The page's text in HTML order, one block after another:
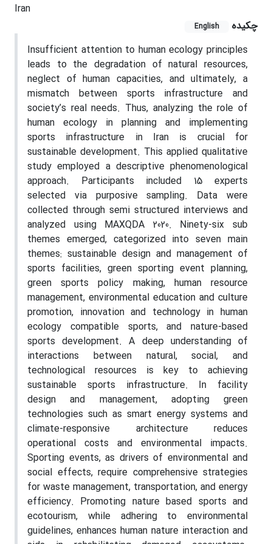
Iran
چکیده
English
Insufficient attention to human ecology principles
leads to the degradation of natural resources,
neglect of human capacities, and ultimately, a
mismatch between sports infrastructure and
society’s real needs. Thus, analyzing the role of
human ecology in planning and implementing
sports infrastructure in Iran is crucial for
sustainable development. This applied qualitative
study employed a descriptive phenomenological
approach. Participants included 15 experts
selected via purposive sampling. Data were
collected through semi structured interviews and
analyzed using MAXQDA 2020. Ninety-six sub
themes emerged, categorized into seven main
themes: sustainable design and management of
sports facilities, green sporting event planning,
green sports policy making, human resource
management, environmental education and culture
promotion, innovation and technology in human
ecology compatible sports, and nature-based
sports development. A deep understanding of
interactions between natural, social, and
technological resources is key to achieving
sustainable sports infrastructure. In facility
design and management, adopting green
technologies such as smart energy systems and
climate-responsive architecture reduces
operational costs and environmental impacts.
Sporting events, as drivers of environmental and
social effects, require comprehensive strategies
for waste management, transportation, and energy
efficiency. Promoting nature based sports and
ecotourism, while adhering to environmental
guidelines, enhances human nature interaction and